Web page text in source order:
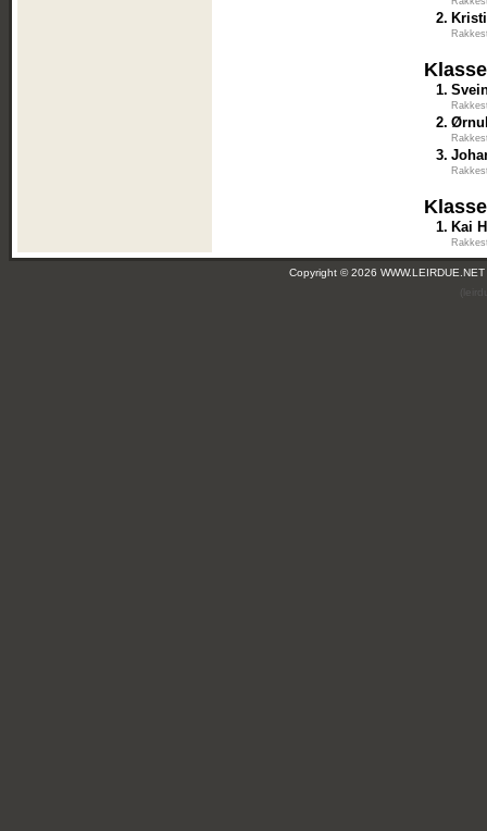
2.
1.
2.
3.
1. Kai
Copyright © 2026